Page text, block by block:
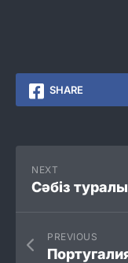
SHARE
NEXT
PREVIOUS